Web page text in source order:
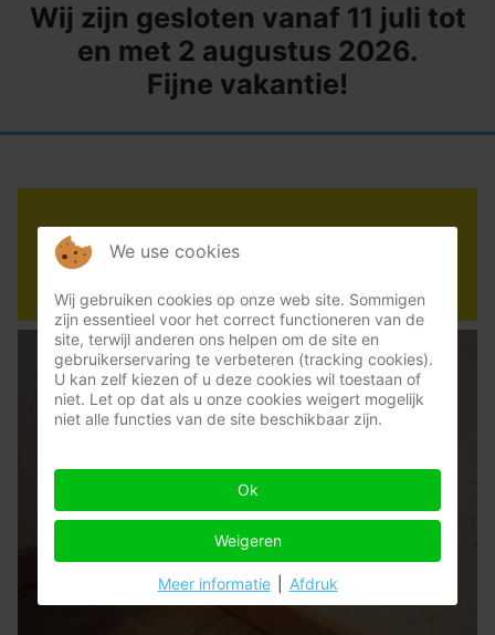
Wij zijn gesloten vanaf 11 juli tot
en met 2 augustus 2026.
Fijne vakantie!
Schimmel in huis is nooit de
We use cookies
Wij gebruiken cookies op onze web site. Sommigen
zijn essentieel voor het correct functioneren van de
site, terwijl anderen ons helpen om de site en
gebruikerservaring te verbeteren (tracking cookies).
U kan zelf kiezen of u deze cookies wil toestaan of
niet. Let op dat als u onze cookies weigert mogelijk
niet alle functies van de site beschikbaar zijn.
Ok
Weigeren
Meer informatie Afdruk